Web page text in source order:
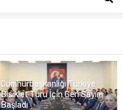
Cumhurbaşkanlığı Türkiye
Bisiklet Turu İçin Geri Sayım
Başladı